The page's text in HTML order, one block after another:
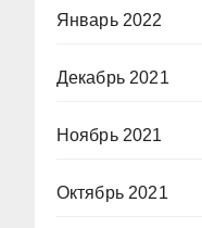
Январь 2022
Декабрь 2021
Ноябрь 2021
Октябрь 2021